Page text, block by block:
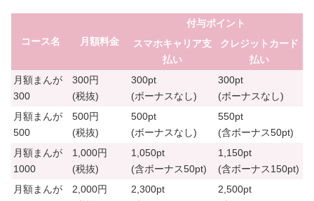
コース名 月額料金
付与ポイント
スマホキャリア支
払い
クレジットカード
払い
月額まんが
300
300円
(税抜)
300pt
(ボーナスなし)
300pt
(ボーナスなし)
月額まんが
500
500円
(税抜)
500pt
(ボーナスなし)
550pt
(含ボーナス50pt)
月額まんが
1000
1,000円
(税抜)
1,050pt
(含ボーナス50pt)
1,150pt
(含ボーナス 150pt)
月額まんが
2,000円
2,300pt
2,500pt